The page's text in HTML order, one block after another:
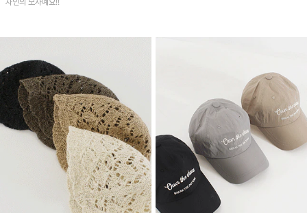
자인의 모자예요!!